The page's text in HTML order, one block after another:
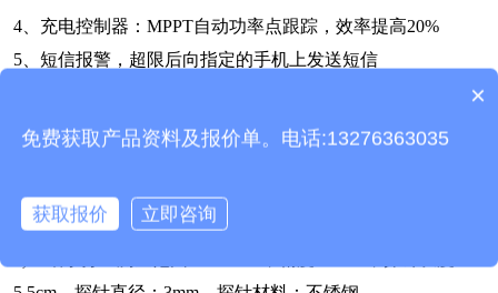
4、充电控制器：MPPT自动功率点跟踪，效率提高20%
5、短信报警，超限后向指定的手机上发送短信
6、土壤水分温度一体集成，不锈钢制作钢针，可经受长期点
解，更耐腐蚀
三、土壤墒情监测仪技术参数
产品包含安装吗？
×
免费获取产品资料及报价单。电话:13276363035
获取报价 立即咨询